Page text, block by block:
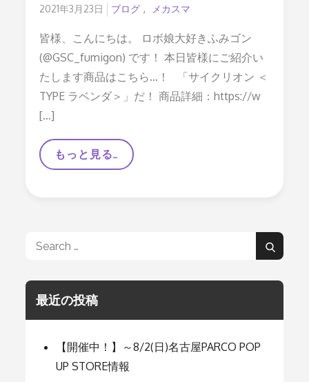
Posted
2021年3月23日 ブログ メカスマ
皆様、こんにちは。 ロボ娘大好きふみゴン
(@GSC_fumigon) です！ 本日皆様にご紹介い
たします商品はこちら…！ 「サイクリオン ＜
TYPE ラベンダ＞」だ！ 商品詳細：https://w
[…]
好
評
体
イ
ク
リ
オ
＜
TYPE
ラ
もっと見る…
Search
Search
最近の投稿
【開催中！】～8/2(日)名古屋PARCO POP
UP STORE情報